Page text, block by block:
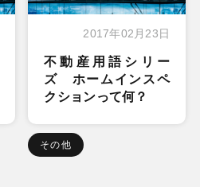
2017年02月23日
不動産用語シリー
ズ ホームインスペ
クションって何？
その他